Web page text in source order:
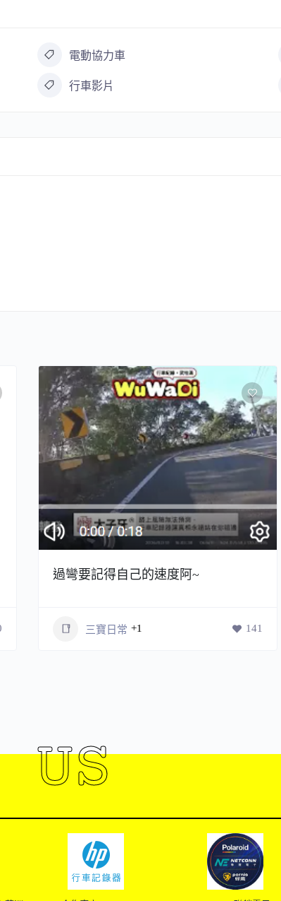
電動協力車
行車影片
過彎要記得自己的速度阿~
三寶日常 +1 141
US